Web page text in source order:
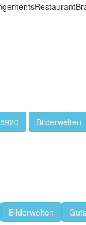
Restaurant
Bilderwelten
Bilderwelten